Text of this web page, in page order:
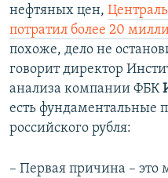
нефтяных цен,
потратил более 20
похоже, дело не
говорит директор
анализа компании ФБК
есть фундаментальные
российского рубля:
– Первая причина – это